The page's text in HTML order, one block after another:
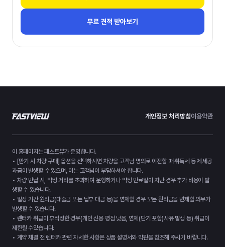
무료 견적 받아보기
개인정보 처리방침이용약관
이 홈페이지는 패스트뷰가 운영합니다.
• [만기 시 차량 구매] 옵션을 선택하시면 차량을 고객님 명의로 이전할 때 취득세 등 제세공
과금이 발생할 수 있으며, 이는 고객님이 부담하셔야 합니다.
• 차량 반납 시, 약정 거리를 초과하여 운행하거나 약정 만료일이 지난 경우 추가 비용이 발
생할 수 있습니다.
• 일정 기간 원리금(대출금 또는 납부 대금 등)을 연체할 경우 모든 원리금을 변제할 의무가
발생할 수 있습니다.
• 렌터카 취급이 부적정한 경우(개인 신용 평점 낮음, 연체(단기 포함)사유 발생 등) 취급이
제한될 수있습니다.
• 계약 체결 전 렌터카 관련 자세한 사항은 상품 설명서와 약관을 참조해 주시기 바랍니다.